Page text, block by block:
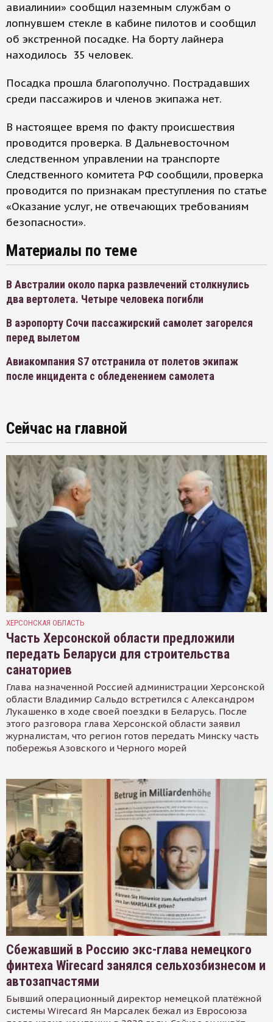
авиалинии» сообщил наземным службам о
лопнувшем стекле в кабине пилотов и сообщил
об экстренной посадке. На борту лайнера
находилось 35 человек.
Посадка прошла благополучно. Пострадавших
среди пассажиров и членов экипажа нет.
В настоящее время по факту происшествия
проводится проверка. В Дальневосточном
следственном управлении на транспорте
Следственного комитета РФ сообщили, проверка
проводится по признакам преступления по статье
«Оказание услуг, не отвечающих требованиям
безопасности».
Материалы по теме
В Австралии около парка развлечений столкнулись
два вертолета. Четыре человека погибли
В аэропорту Сочи пассажирский самолет загорелся
перед вылетом
Авиакомпания S7 отстранила от полетов экипаж
после инцидента с обледенением самолета
Сейчас на главной
ХЕРСОНСКАЯ ОБЛАСТЬ
Часть Херсонской области предложили
передать Беларуси для строительства
санаториев
Глава назначенной Россией администрации Херсонской
области Владимир Сальдо встретился с Александром
Лукашенко в ходе своей поездки в Беларусь. После
этого разговора глава Херсонской области заявил
журналистам, что регион готов передать Минску часть
побережья Азовского и Черного морей
Сбежавший в Россию экс-глава немецкого
финтеха Wirecard занялся сельхозбизнесом и
автозапчастями
Бывший операционный директор немецкой платёжной
системы Wirecard Ян Марсалек бежал из Евросоюза